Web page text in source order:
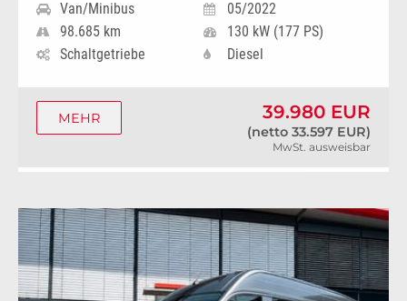
Van/Minibus
05/2022
98.685 km
130 kW (177 PS)
Schaltgetriebe
Diesel
39.980 EUR
(netto 33.597 EUR)
MwSt. ausweisbar
MEHR